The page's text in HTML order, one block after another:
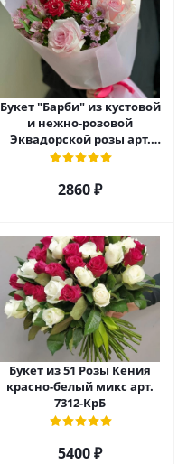
Букет "Барби" из кустовой
и нежно-розовой
Эквадорской розы арт.
27790
2860 ₽
Букет из 51 Розы Кения
красно-белый микс арт.
7312-КрБ
5400 ₽